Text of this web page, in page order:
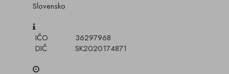
Slovensko
IČO
36297968
DIČ
SK2020174871